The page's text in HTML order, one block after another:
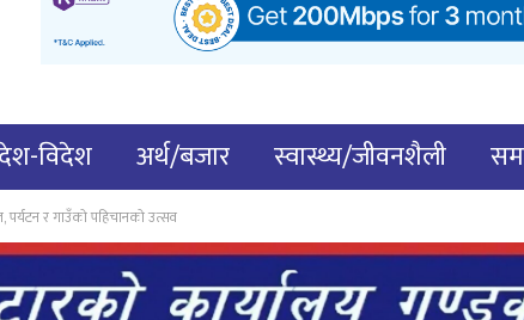
विदेश अर्थ/बजार स्वास्थ्य/जीवनशैली
पर्यटन र गाउँको पहिचानको उत्सव